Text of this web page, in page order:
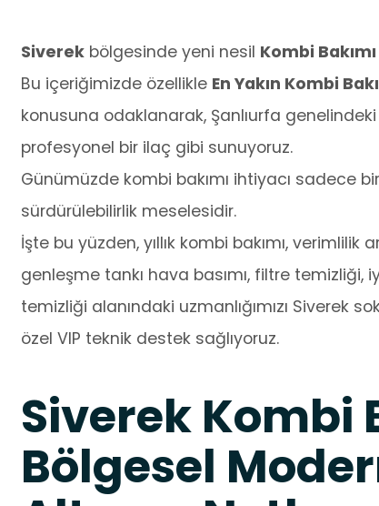
Siverek bölgesinde yeni nesil Kombi Bakımı
Bu içeriğimizde özellikle En Yakın Kombi
konusuna odaklanarak, Şanlıurfa
profesyonel bir ilaç gibi sunuyoruz.
Günümüzde kombi bakımı ihtiyacı sadece
sürdürülebilirlik meselesidir.
İşte bu yüzden, yıllık kombi bakımı, verimlilik
genleşme tankı hava basımı, filtre temizliği,
temizliği alanındaki uzmanlığımızı Siverek
özel VIP teknik destek sağlıyoruz.
Siverek Kombi
Bölgesel